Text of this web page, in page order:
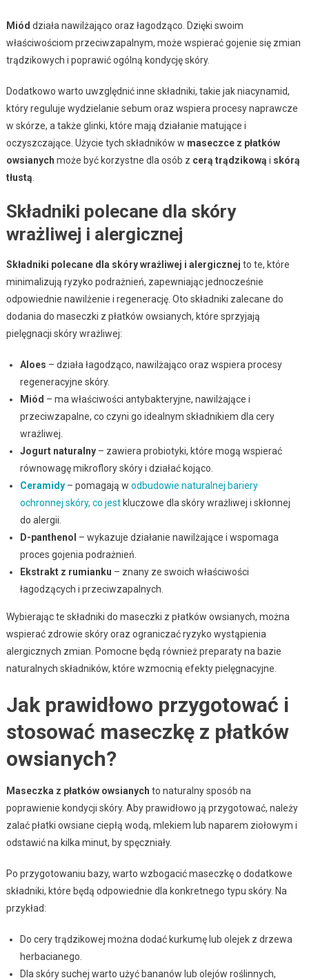
Miód działa nawilżająco oraz łagodząco. Dzięki swoim
właściwościom przeciwzapalnym, może wspierać gojenie się zmian
trądzikowych i poprawić ogólną kondycję skóry.
Dodatkowo warto uwzględnić inne składniki, takie jak niacynamid,
który reguluje wydzielanie sebum oraz wspiera procesy naprawcze
w skórze, a także glinki, które mają działanie matujące i
oczyszczające. Użycie tych składników w maseczce z płatków
owsianych może być korzystne dla osób z cerą trądzikową i skórą
tłustą
Składniki polecane dla skóry
wrażliwej i alergicznej
Składniki polecane dla skóry wrażliwej i alergicznej to te, które
minimalizują ryzyko podrażnień, zapewniając jednocześnie
odpowiednie nawilżenie i regenerację. Oto składniki zalecane do
dodania do maseczki z płatków owsianych, które sprzyjają
pielęgnacji skóry wrażliwej:
Aloes – działa łagodząco, nawilżająco oraz wspiera procesy
regeneracyjne skóry.
Miód – ma właściwości antybakteryjne, nawilżające i
przeciwzapalne, co czyni go idealnym składnikiem dla cery
wrażliwej.
Jogurt naturalny– zawiera probiotyki, które mogą wspierać
równowagę mikroflory skóry i działać kojąco.
Ceramidy– pomagają w odbudowie naturalnej bariery
ochronnej skóry, co jestkluczowe dla skóry wrażliwej i skłonnej
do alergii.
D-panthenol – wykazuje działanie nawilżające i wspomaga
proces gojenia podrażnień.
Ekstrakt z rumianku – znany ze swoich właściwości
łagodzących i przeciwzapalnych.
Wybierając te składniki do maseczki z płatków owsianych, można
wspierać zdrowie skóry oraz ograniczać ryzyko wystąpienia
alergicznych zmian. Pomocne będą również preparaty na bazie
naturalnych składników, które wzmocnią efekty pielęgnacyjne.
Jak prawidłowo przygotować i
stosować maseczkę z płatków
owsianych?
Maseczka z płatków owsianych to naturalny sposób na
poprawienie kondycji skóry. Aby prawidłowo ją przygotować, należy
zalać płatki owsiane ciepłą wodą, mlekiem lub naparem ziołowym i
odstawić na kilka minut, by spęczniały.
Po przygotowaniu bazy, warto wzbogacić maseczkę o dodatkowe
składniki, które będą odpowiednie dla konkretnego typu skóry. Na
przykład:
Do cery trądzikowej można dodać kurkumę lub olejek z drzewa
herbacianego.
Dla skóry suchej warto użyć bananów lub olejów roślinnych,